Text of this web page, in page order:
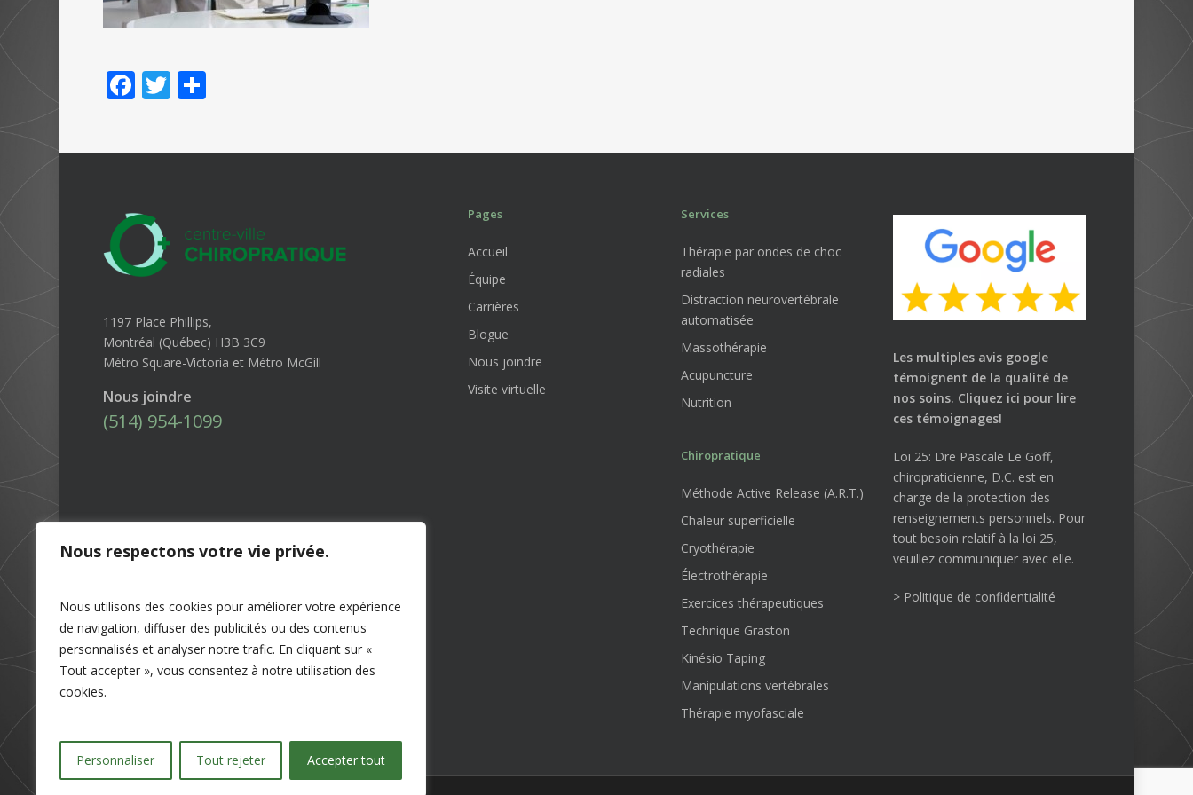
Nous respectons votre vie privée.
Nous utilisons des cookies pour améliorer votre expérience
de navigation, diffuser des publicités ou des contenus
personnalisés et analyser notre trafic. En cliquant sur «
Tout accepter », vous consentez à notre utilisation des
cookies.
Personnaliser Tout rejeter Accepter tout
Facebook
Twitter
Partager
1197 Place Phillips,
Montréal (Québec) H3B 3C9
Métro Square-Victoria et Métro McGill
Nous joindre
(514) 954-1099
Pages
Accueil
Équipe
Carrières
Blogue
Nous joindre
Visite virtuelle
Services
Thérapie par ondes de choc
radiales
Distraction neurovertébrale
automatisée
Massothérapie
Acupuncture
Nutrition
Chiropratique
Méthode Active Release (A.R.T.)
Chaleur superficielle
Cryothérapie
Électrothérapie
Exercices thérapeutiques
Technique Graston
Kinésio Taping
Manipulations vertébrales
Thérapie myofasciale
Les multiples avis google
témoignent de la qualité de
nos soins. Cliquez ici pour lire
ces témoignages!
Loi 25: Dre Pascale Le Goff,
chiropraticienne, D.C. est en
charge de la protection des
renseignements personnels. Pour
tout besoin relatif à la loi 25,
veuillez communiquer avec elle.
> Politique de confidentialité